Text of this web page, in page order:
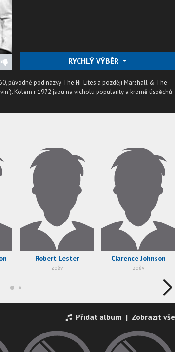
RYCHLÝ VÝBĚR
původně pod názvy The Hi-Lites a později Marshall & The
Kolem r. 1972 jsou na vrcholu popularity a kromě úspěchů
Robert Lester
zpěv
Clarence Johnson
zpěv
Přidat album | Zobrazit vše